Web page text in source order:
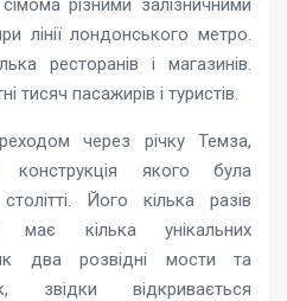
різними залізничними
лінії лондонського метро.
ресторанів і магазинів.
пасажирів і туристів.
через річку Темза,
конструкція якого була
Його кілька разів
має кілька унікальних
два розвідні мости та
звідки відкривається